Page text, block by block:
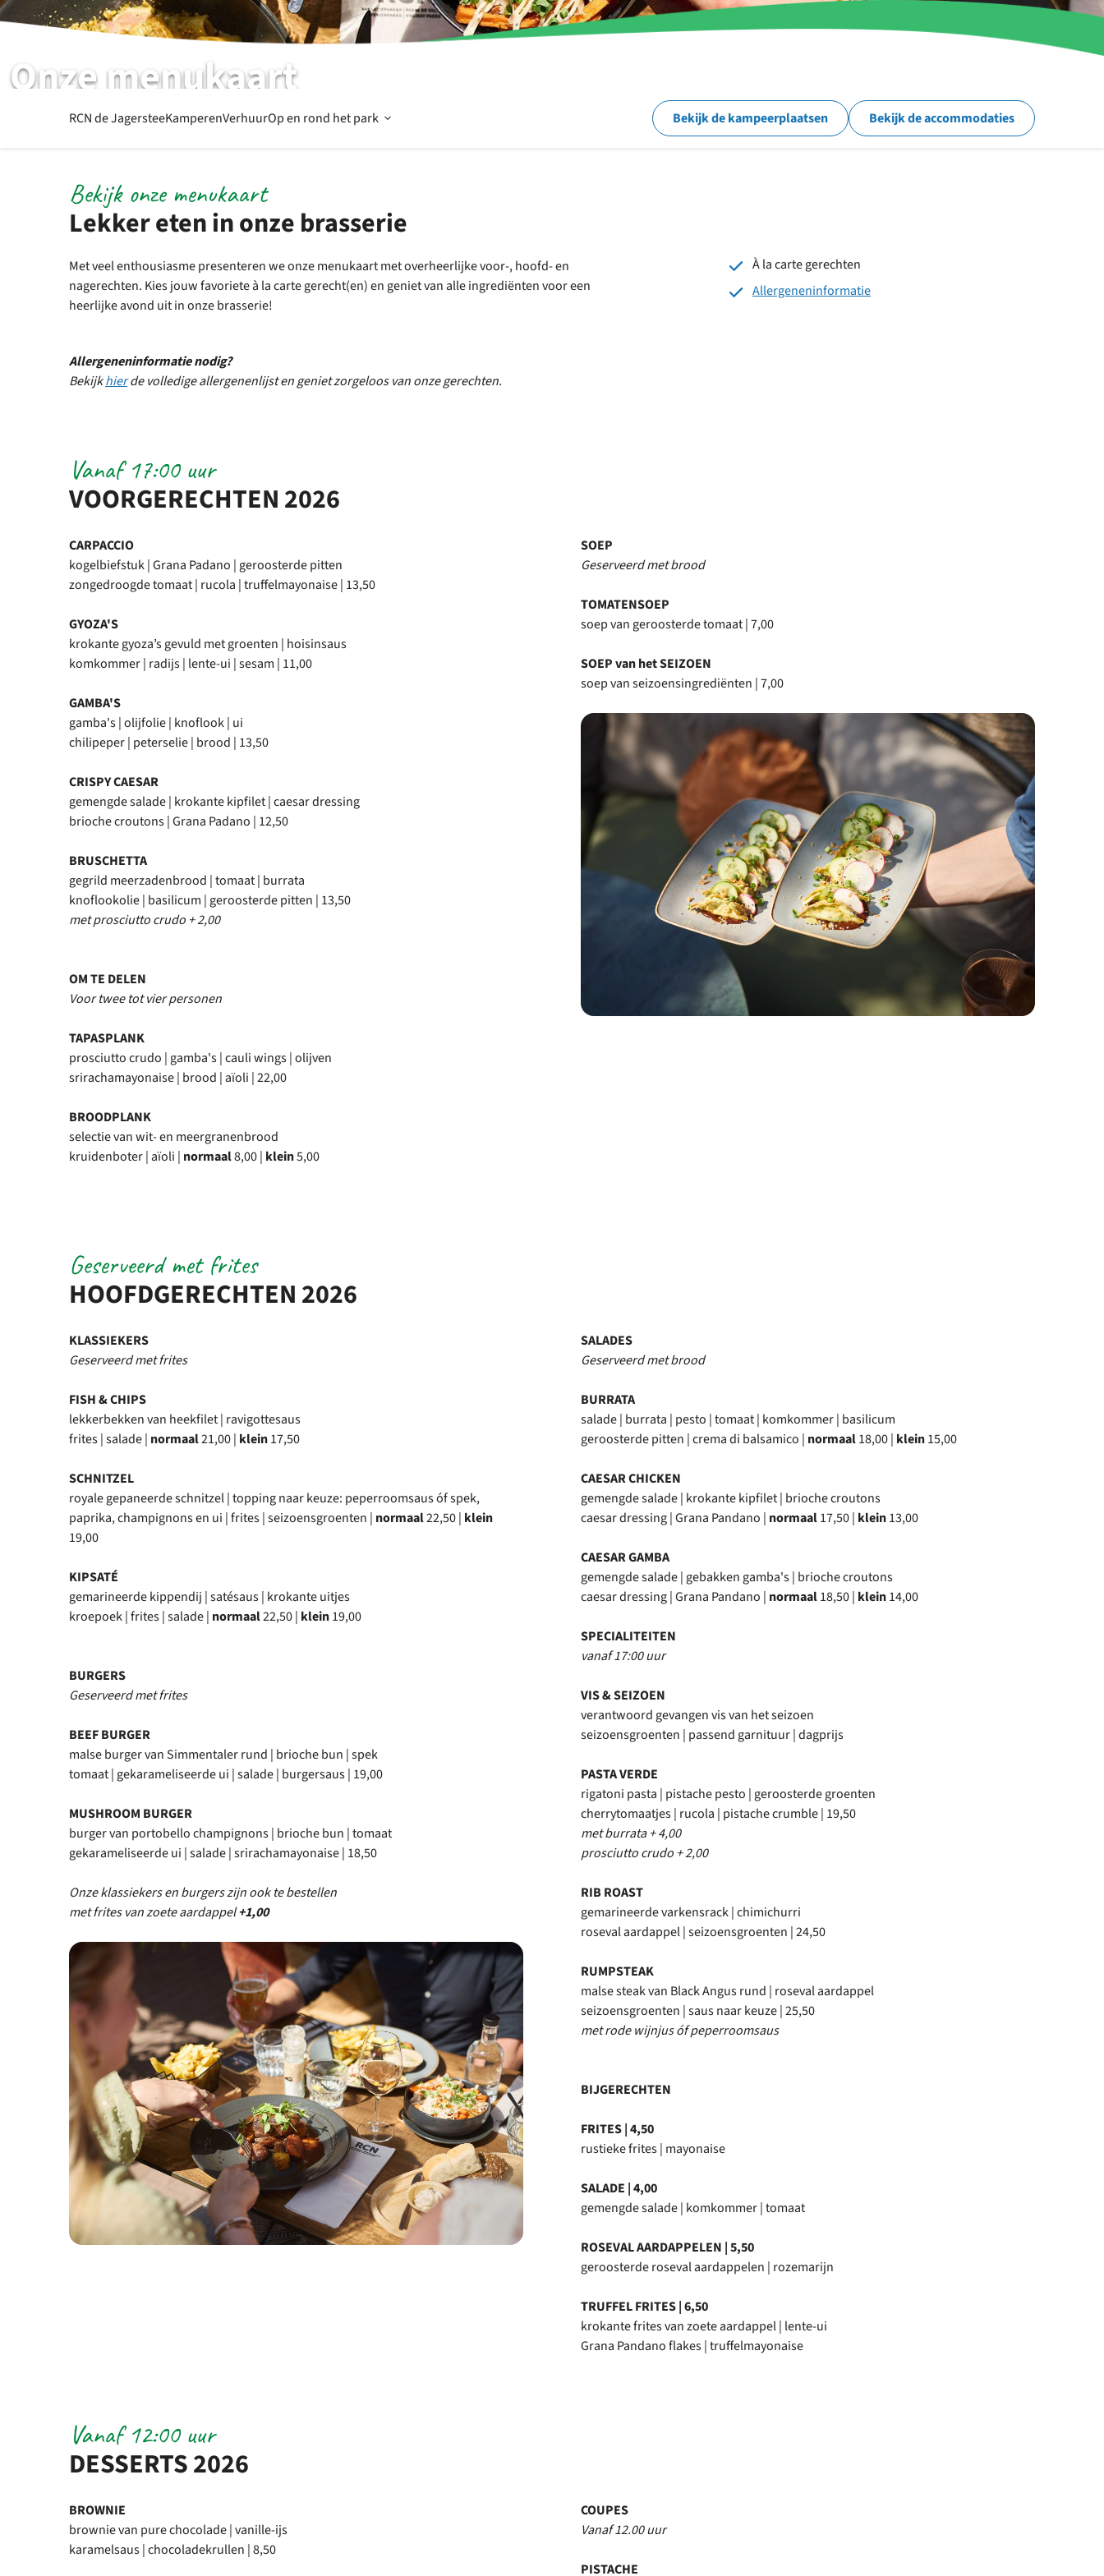
Onze menukaart
Heerlijk dinerenRCN de JagersteeKamperenVerhuurOp en rond het park Open
en
rond
Bekijk de kampeerplaatsen Bekijk de accommodaties
Lekker eten in onze brasserie
Bekijk onze menukaart
Met veel enthousiasme presenteren we onze menukaart met overheerlijke voor-, hoofd- en
nagerechten. Kies jouw favoriete à la carte gerecht(en) en geniet van alle ingrediënten voor een
heerlijke avond uit in onze brasserie!
Allergeneninformatie nodig?
Bekijkhierde volledige allergenenlijst en geniet zorgeloos van onze gerechten.
À la carte gerechten
Allergeneninformatie
VOORGERECHTEN 2026
Vanaf 17:00 uur
CARPACCIO
kogelbiefstuk | Grana Padano | geroosterde pitten
zongedroogde tomaat | rucola | truffelmayonaise | 13,50
GYOZA'S
krokante gyoza’s gevuld met groenten | hoisinsaus
komkommer | radijs | lente-ui | sesam | 11,00
GAMBA'S
gamba's | olijfolie | knoflook | ui
chilipeper | peterselie | brood | 13,50
CRISPY CAESAR
gemengde salade | krokante kipfilet | caesar dressing
brioche croutons | Grana Padano | 12,50
BRUSCHETTA
gegrild meerzadenbrood | tomaat | burrata
knoflookolie | basilicum | geroosterde pitten | 13,50
met prosciutto crudo + 2,00
OM TE DELEN
Voor twee tot vier personen
TAPASPLANK
prosciutto crudo | gamba's | cauli wings | olijven
srirachamayonaise | brood | aïoli | 22,00
BROODPLANK
selectie van wit- en meergranenbrood
kruidenboter | aïoli | normaal8,00 | klein5,00
SOEP
Geserveerd met brood
TOMATENSOEP
soep van geroosterde tomaat | 7,00
SOEP van het SEIZOEN
soep van seizoensingrediënten | 7,00
HOOFDGERECHTEN 2026
Geserveerd met frites
KLASSIEKERS
Geserveerd met frites
FISH & CHIPS
lekkerbekken van heekfilet | ravigottesaus
frites | salade | normaal21,00 | klein17,50
SCHNITZEL
royale gepaneerde schnitzel | topping naar keuze: peperroomsaus óf spek,
paprika, champignons en ui | frites | seizoensgroenten | normaal22,50 | klein
19,00
KIPSATÉ
gemarineerde kippendij | satésaus | krokante uitjes
kroepoek | frites | salade | normaal22,50 | klein19,00
BURGERS
Geserveerd met frites
BEEF BURGER
malse burger van Simmentaler rund | brioche bun | spek
tomaat | gekarameliseerde ui | salade | burgersaus | 19,00
MUSHROOM BURGER
burger van portobello champignons | brioche bun | tomaat
gekarameliseerde ui | salade | srirachamayonaise | 18,50
Onze klassiekers en burgers zijn ook te bestellen
met frites van zoete aardappel+1,00
SALADES
Geserveerd met brood
BURRATA
salade | burrata | pesto | tomaat | komkommer | basilicum
geroosterde pitten | crema di balsamico | normaal18,00 | klein15,00
CAESAR CHICKEN
gemengde salade | krokante kipfilet | brioche croutons
caesar dressing | Grana Pandano | normaal17,50 | klein13,00
CAESAR GAMBA
gemengde salade | gebakken gamba's | brioche croutons
caesar dressing | Grana Pandano | normaal18,50 | klein14,00
SPECIALITEITEN
vanaf 17:00 uur
VIS & SEIZOEN
verantwoord gevangen vis van het seizoen
seizoensgroenten | passend garnituur | dagprijs
PASTA VERDE
rigatoni pasta | pistache pesto | geroosterde groenten
cherrytomaatjes | rucola | pistache crumble | 19,50
met burrata + 4,00
prosciutto crudo + 2,00
RIB ROAST
gemarineerde varkensrack | chimichurri
roseval aardappel | seizoensgroenten | 24,50
RUMPSTEAK
malse steak van Black Angus rund | roseval aardappel
seizoensgroenten | saus naar keuze | 25,50
met rode wijnjus óf peperroomsaus
BIJGERECHTEN
FRITES | 4,50
rustieke frites | mayonaise
SALADE | 4,00
gemengde salade | komkommer | tomaat
ROSEVAL AARDAPPELEN | 5,50
geroosterde roseval aardappelen | rozemarijn
TRUFFEL FRITES | 6,50
krokante frites van zoete aardappel | lente-ui
Grana Pandano flakes | truffelmayonaise
DESSERTS 2026
Vanaf 12:00 uur
BROWNIE
brownie van pure chocolade | vanille-ijs
karamelsaus | chocoladekrullen | 8,50
COUPES
Vanaf 12.00 uur
PISTACHE